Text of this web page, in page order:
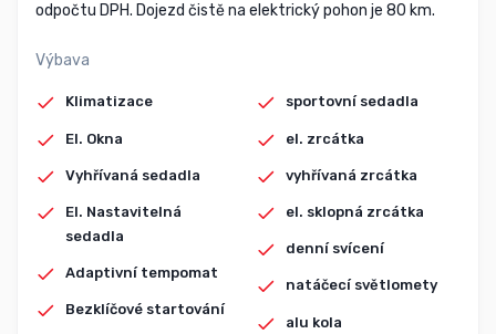
odpočtu DPH. Dojezd čistě na elektrický pohon je 80 km.
Výbava
Klimatizace
El. Okna
Vyhřívaná sedadla
El. Nastavitelná
sedadla
Adaptivní tempomat
Bezklíčové startování
sportovní sedadla
el. zrcátka
vyhřívaná zrcátka
el. sklopná zrcátka
denní svícení
natáčecí světlomety
alu kola